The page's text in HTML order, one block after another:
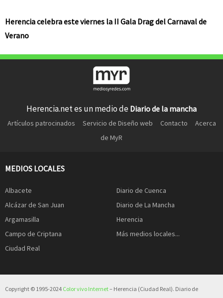
Herencia celebra este viernes la II Gala Drag del Carnaval de
Verano
Herencia.net es un medio de Diario de la mancha
Artículos patrocinados Servicio de Diseño web Contacto
Acerca
de MyR
MEDIOS LOCALES
Albacete
Alcázar de San Juan
Argamasilla
Campo de Criptana
Ciudad Real
Diario de Cuenca
Diario de La Mancha
Herencia
Más medios locales...
Copyright © 1995-2024 Color vivo Internet– Herencia (Ciudad Real). Diario de